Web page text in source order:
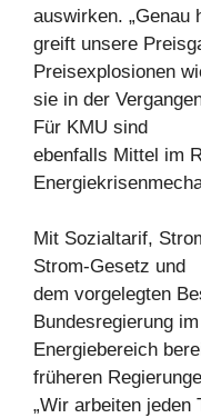
auswirken. „Genau
greift unsere
Preisexplosionen
sie in der
Für KMU sind
ebenfalls Mittel im
Mit Sozialtarif,
Strom-Gesetz und
dem vorgelegten
Bundesregierung im
Energiebereich
früheren
„Wir arbeiten jeden